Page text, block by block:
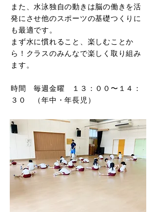
また、水泳独自の動きは脳の働きを活
発にさせ他のスポーツの基礎つくりに
も最適です。
まず水に慣れること、楽しむことか
ら！クラスのみんなで楽しく取り組み
ます。
時間 毎週金曜 １３：００〜１４：
３０
（年中・年長児）